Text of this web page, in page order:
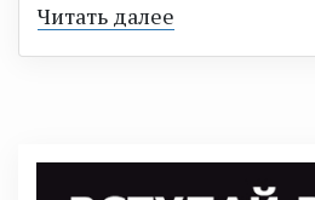
Читать далее